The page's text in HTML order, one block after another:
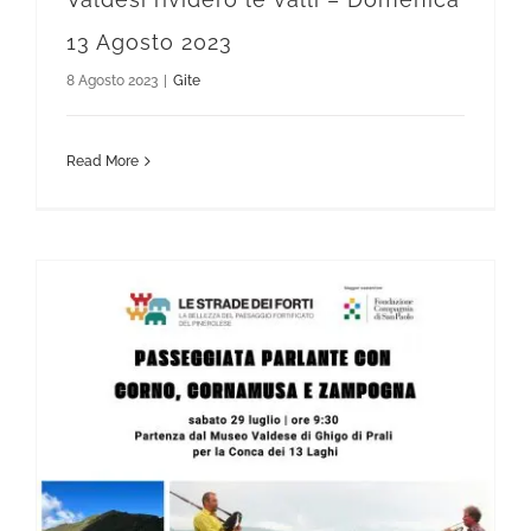
13 Agosto 2023
8 Agosto 2023 Gite
Read More